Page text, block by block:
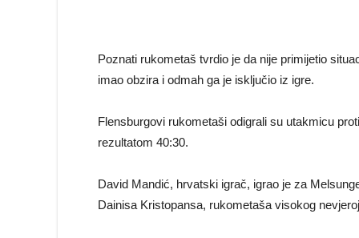
Poznati rukometaš tvrdio je da nije primijetio
imao obzira i odmah ga je isključio iz igre.
Flensburgovi rukometaši odigrali su utakmicu
rezultatom 40:30.
David Mandić, hrvatski igrač, igrao je za
Dainisa Kristopansa, rukometaša visokog